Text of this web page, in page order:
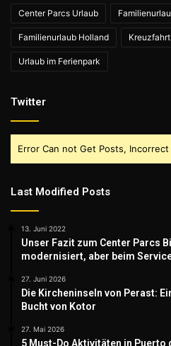
Center Parcs Urlaub
Familienurlaub Holland
Urlaub im Ferienpark
Twitter
Error Can not Get Posts,
Last Modified Posts
13. Juni 2022
Unser Fazit zum Center Parcs
modernisiert, aber beim
27. Juni 2026
Die Kircheninseln von Perast:
Bucht von Kotor
27. Mai 2026
5 Must-Do Aktivitäten in Puerto